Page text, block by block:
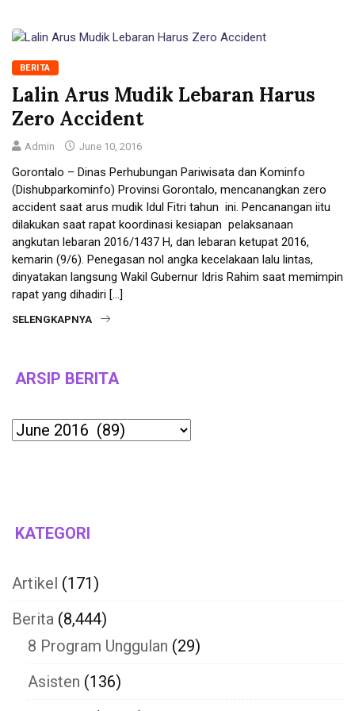
BERITA
Lalin Arus Mudik Lebaran Harus
Zero Accident
Admin June 10, 2016
Gorontalo – Dinas Perhubungan Pariwisata dan Kominfo
(Dishubparkominfo) Provinsi Gorontalo, mencanangkan zero
accident saat arus mudik Idul Fitri tahun ini. Pencanangan iitu
dilakukan saat rapat koordinasi kesiapan pelaksanaan
angkutan lebaran 2016/1437 H, dan lebaran ketupat 2016,
kemarin (9/6). Penegasan nol angka kecelakaan lalu lintas,
dinyatakan langsung Wakil Gubernur Idris Rahim saat memimpin
rapat yang dihadiri […]
SELENGKAPNYA
ARSIP BERITA
Archives
KATEGORI
Artikel (171)
Berita (8,444)
8 Program Unggulan (29)
Asisten (136)